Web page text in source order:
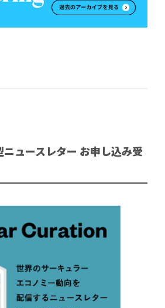
ニュースレター お申し込み受